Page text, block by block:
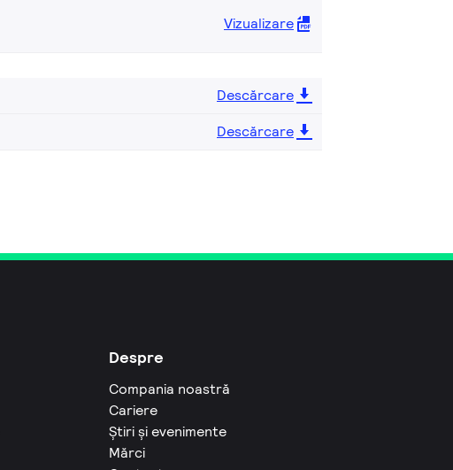
Vizualizare
Descărcare
Descărcare
Despre
Compania noastră
Cariere
Știri și evenimente
Mărci